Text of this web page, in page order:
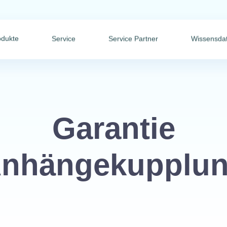
Service Service Partner
Garantie